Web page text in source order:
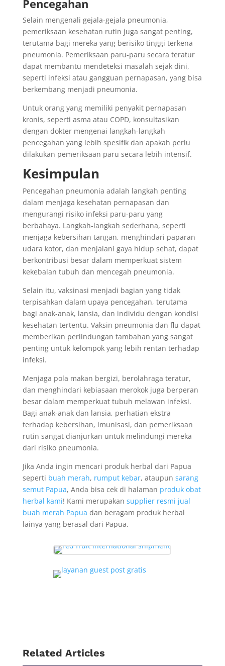
Pencegahan
Selain mengenali gejala-gejala pneumonia,
pemeriksaan kesehatan rutin juga sangat penting,
terutama bagi mereka yang berisiko tinggi terkena
pneumonia. Pemeriksaan paru-paru secara teratur
dapat membantu mendeteksi masalah sejak dini,
seperti infeksi atau gangguan pernapasan, yang bisa
berkembang menjadi pneumonia.
Untuk orang yang memiliki penyakit pernapasan
kronis, seperti asma atau COPD, konsultasikan
dengan dokter mengenai langkah-langkah
pencegahan yang lebih spesifik dan apakah perlu
dilakukan pemeriksaan paru secara lebih intensif.
Kesimpulan
Pencegahan pneumonia adalah langkah penting
dalam menjaga kesehatan pernapasan dan
mengurangi risiko infeksi paru-paru yang
berbahaya. Langkah-langkah sederhana, seperti
menjaga kebersihan tangan, menghindari paparan
udara kotor, dan menjalani gaya hidup sehat, dapat
berkontribusi besar dalam memperkuat sistem
kekebalan tubuh dan mencegah pneumonia.
Selain itu, vaksinasi menjadi bagian yang tidak
terpisahkan dalam upaya pencegahan, terutama
bagi anak-anak, lansia, dan individu dengan kondisi
kesehatan tertentu. Vaksin pneumonia dan flu dapat
memberikan perlindungan tambahan yang sangat
penting untuk kelompok yang lebih rentan terhadap
infeksi.
Menjaga pola makan bergizi, berolahraga teratur,
dan menghindari kebiasaan merokok juga berperan
besar dalam memperkuat tubuh melawan infeksi.
Bagi anak-anak dan lansia, perhatian ekstra
terhadap kebersihan, imunisasi, dan pemeriksaan
rutin sangat dianjurkan untuk melindungi mereka
dari risiko pneumonia.
Jika Anda ingin mencari produk herbal dari Papua
seperti buah merah, rumput kebar, ataupun sarang
semut Papua, Anda bisa cek di halaman produk obat
herbal kami! Kami merupakan supplier resmi jual
buah merah Papua dan beragam produk herbal
lainya yang berasal dari Papua.
Related Articles